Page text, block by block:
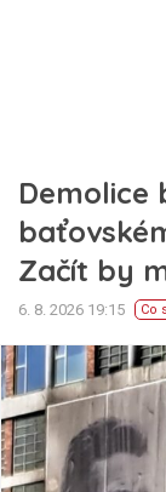
Demolice
Začít by
6. 8. 2026 19:15 Co